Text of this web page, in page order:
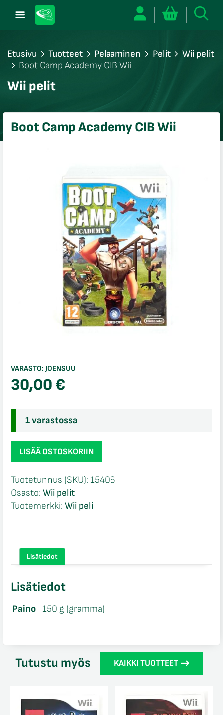
Etusivu Tuotteet Pelaaminen Pelit
Wii pelit
Boot Camp Academy CIB Wii
Wii pelit
Boot Camp Academy CIB Wii
VARASTO: JOENSUU
30,00€
1 varastossa
Boot
Camp
CIB
Wii
määrä
LISÄÄ OSTOSKORIIN
Tuotetunnus (SKU): 15406
Osasto: Wii pelit
Tuotemerkki: Wii peli
Lisätiedot
Lisätiedot
Paino 150 g (gramma)
Tutustu myös KAIKKI TUOTTEET
sulje
sulje